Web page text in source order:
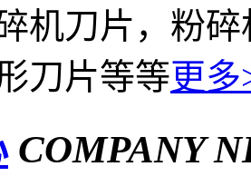
机刀片，粉
刀片等等更多
COMPANY